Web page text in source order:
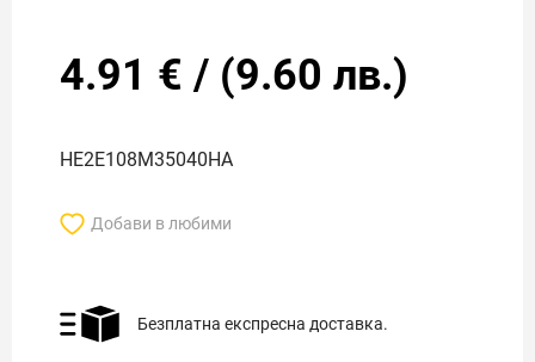
4.91 € / (9.60 лв.)
HE2E108M35040HA
Добави в любими
Безплатна експресна доставка.